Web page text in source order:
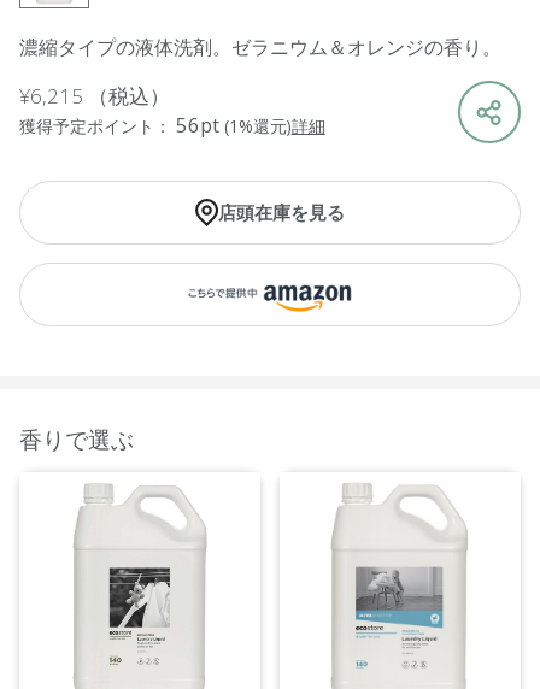
濃縮タイプの液体洗剤。ゼラニウム＆オレンジの香り。
¥6,215 （税込）
獲得予定ポイント： 56pt (1%還元)詳細
店頭在庫を見る
香りで選ぶ